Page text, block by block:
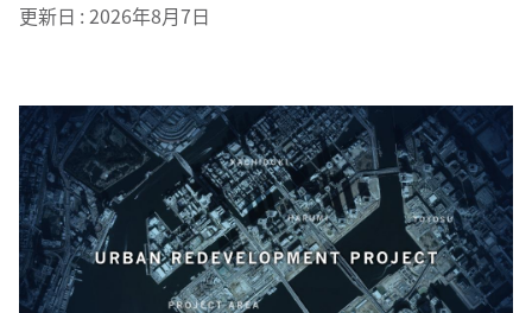
更新日 2026年8月7日